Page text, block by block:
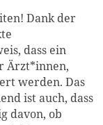
Dank der
dass ein
Ärzt*innen,
werden. Das
ist auch, dass
davon, ob